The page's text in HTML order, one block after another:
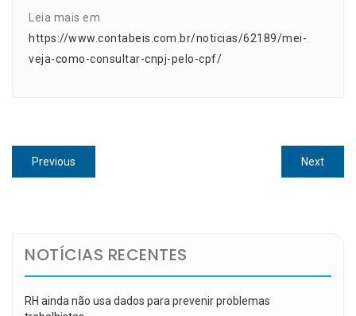
Leia mais em
https://www.contabeis.com.br/noticias/62189/mei-
veja-como-consultar-cnpj-pelo-cpf/
Navegação
de
Previous
post:
NextNext
post:
NOTÍCIAS RECENTES
RH ainda não usa dados para prevenir problemas